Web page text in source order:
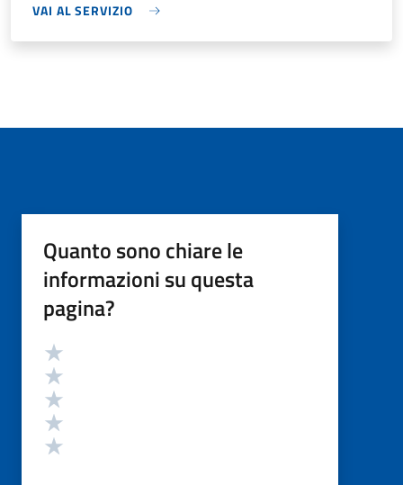
VAI AL SERVIZIO
Quanto sono chiare le
informazioni su questa
pagina?
Valutazione